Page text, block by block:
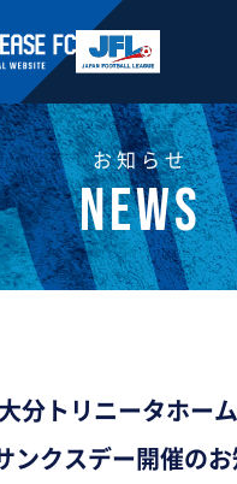
お知らせ
分トリニータホー
ンクスデー開催の